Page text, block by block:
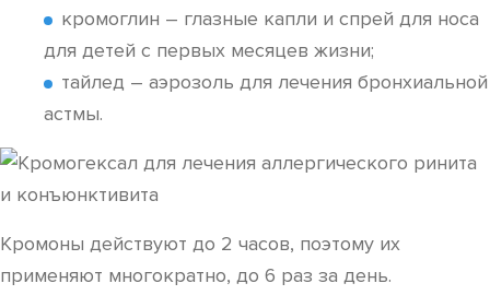
кромоглин – глазные капли и спрей для носа
для детей с первых месяцев жизни;
тайлед – аэрозоль для лечения бронхиальной
астмы.
Кромоны действуют до 2 часов, поэтому их
применяют многократно, до 6 раз за день.